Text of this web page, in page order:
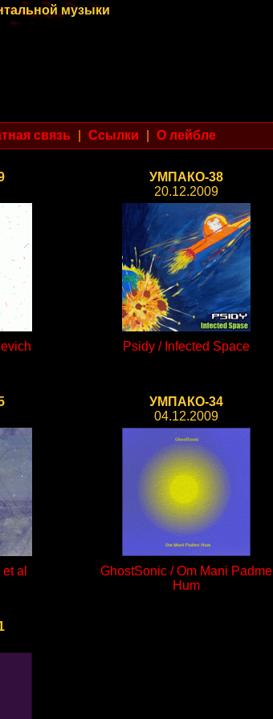
музыки
связь Ссылки О лейбле
УМПАКО-38
20.12.2009
Psidy / Infected Space
al
УМПАКО-34
04.12.2009
GhostSonic / Om Mani Padme
Hum